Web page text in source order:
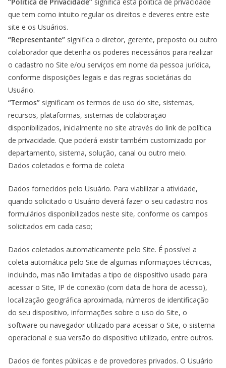
que tem como intuito regular os direitos e deveres entre este
site e os Usuários.
“Representante” significa o diretor, gerente, preposto ou outro
colaborador que detenha os poderes necessários para realizar
o cadastro no Site e/ou serviços em nome da pessoa jurídica,
conforme disposições legais e das regras societárias do
Usuário.
“Termos” significam os termos de uso do site, sistemas,
recursos, plataformas, sistemas de colaboração
disponibilizados, inicialmente no site através do link de política
de privacidade. Que poderá existir também customizado por
departamento, sistema, solução, canal ou outro meio.
Dados coletados e forma de coleta
Dados fornecidos pelo Usuário. Para viabilizar a atividade,
quando solicitado o Usuário deverá fazer o seu cadastro nos
formulários disponibilizados neste site, conforme os campos
solicitados em cada caso;
Dados coletados automaticamente pelo Site. É possível a
coleta automática pelo Site de algumas informações técnicas,
incluindo, mas não limitadas a tipo de dispositivo usado para
acessar o Site, IP de conexão (com data de hora de acesso),
localização geográfica aproximada, números de identificação
do seu dispositivo, informações sobre o uso do Site, o
software ou navegador utilizado para acessar o Site, o sistema
operacional e sua versão do dispositivo utilizado, entre outros.
Dados de fontes públicas e de provedores privados. O Usuário